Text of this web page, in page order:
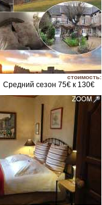
стоимость:
Средний сезон 75€ к 130€